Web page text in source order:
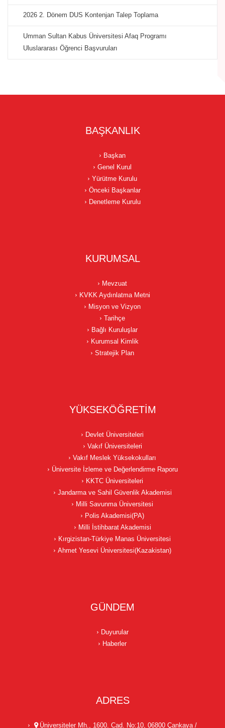
2026 2. Dönem DUS Kontenjan Talep Toplama
Umman Sultan Kabus Üniversitesi Afaq Programı
Uluslararası Öğrenci Başvuruları
BAŞKANLIK
Başkan
Genel Kurul
Yürütme Kurulu
Önceki Başkanlar
Denetleme Kurulu
KURUMSAL
Mevzuat
KVKK Aydınlatma Metni
Misyon ve Vizyon
Tarihçe
Bağlı Kuruluşlar
Kurumsal Kimlik
Stratejik Plan
YÜKSEKÖĞRETİM
Devlet Üniversiteleri
Vakıf Üniversiteleri
Vakıf Meslek Yüksekokulları
Üniversite İzleme ve Değerlendirme Raporu
KKTC Üniversiteleri
Jandarma ve Sahil Güvenlik Akademisi
Milli Savunma Üniversitesi
Polis Akademisi(PA)
Milli İstihbarat Akademisi
Kırgizistan-Türkiye Manas Üniversitesi
Ahmet Yesevi Üniversitesi(Kazakistan)
GÜNDEM
Duyurular
Haberler
ADRES
Üniversiteler Mh., 1600. Cad. No:10, 06800 Çankaya /